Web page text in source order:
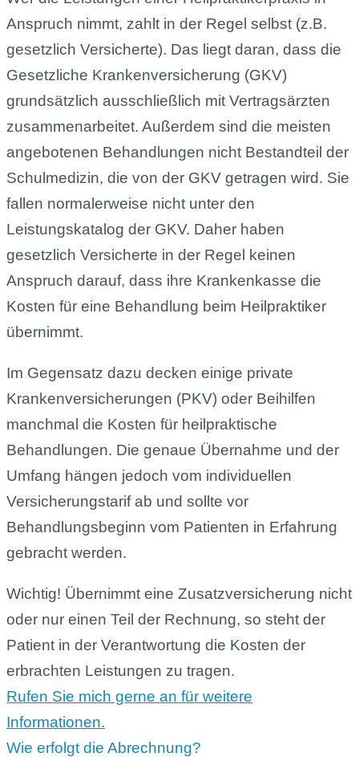
Anspruch nimmt, zahlt in der Regel selbst (z.B.
gesetzlich Versicherte). Das liegt daran, dass die
Gesetzliche Krankenversicherung (GKV)
grundsätzlich ausschließlich mit Vertragsärzten
zusammenarbeitet. Außerdem sind die meisten
angebotenen Behandlungen nicht Bestandteil der
Schulmedizin, die von der GKV getragen wird. Sie
fallen normalerweise nicht unter den
Leistungskatalog der GKV. Daher haben
gesetzlich Versicherte in der Regel keinen
Anspruch darauf, dass ihre Krankenkasse die
Kosten für eine Behandlung beim Heilpraktiker
übernimmt.
Im Gegensatz dazu decken einige private
Krankenversicherungen (PKV) oder Beihilfen
manchmal die Kosten für heilpraktische
Behandlungen. Die genaue Übernahme und der
Umfang hängen jedoch vom individuellen
Versicherungstarif ab und sollte vor
Behandlungsbeginn vom Patienten in Erfahrung
gebracht werden.
Wichtig! Übernimmt eine Zusatzversicherung nicht
oder nur einen Teil der Rechnung, so steht der
Patient in der Verantwortung die Kosten der
erbrachten Leistungen zu tragen.
Rufen Sie mich gerne an für weitere
Informationen.
Wie erfolgt die Abrechnung?